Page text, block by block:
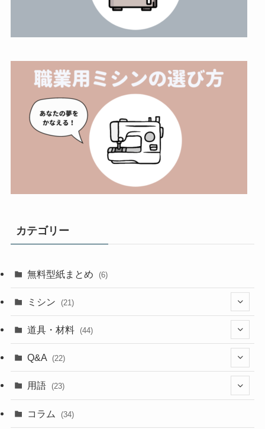
カテゴリー
無料型紙まとめ (6)
ミシン (21)
(11)
道具・材料 (44)
(18)
(4)
Q&A (22)
(5)
用語 (23)
(1)
コラム (34)